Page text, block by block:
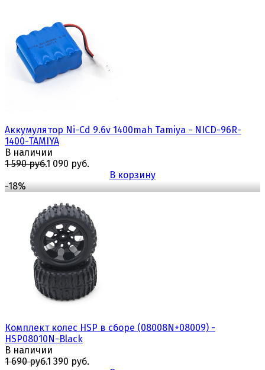
избранноесравнить
избранноесравнить
Аккумулятор Ni-Cd 9.6v 1400mah Tamiya - NICD-96R-
1400-TAMIYA
В наличии
1 590 руб.1 090 руб.
В корзину
-18%
Комплект колес HSP в сборе (08008N+08009) -
HSP08010N-Black
В наличии
1 690 руб.1 390 руб.